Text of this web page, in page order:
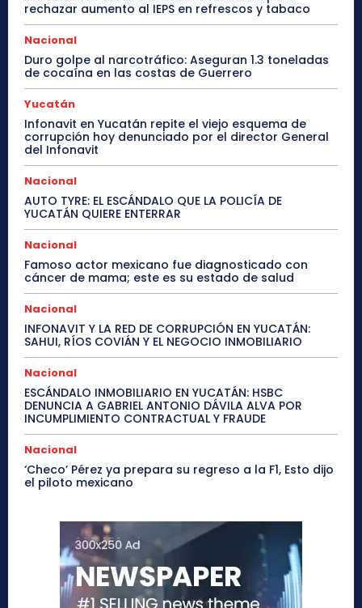
rechazar aumento al IEPS en refrescos y tabaco
Nacional
Duro golpe al narcotráfico: Aseguran 1.3 toneladas
de cocaína en las costas de Guerrero
Yucatán
Infonavit en Yucatán repite el viejo esquema de
corrupción hoy denunciado por el director General
del Infonavit
Nacional
AUTO TYRE: EL ESCÁNDALO QUE LA POLICÍA DE
YUCATÁN QUIERE ENTERRAR
Nacional
Famoso actor mexicano fue diagnosticado con
cáncer de mama; este es su estado de salud
Nacional
INFONAVIT Y LA RED DE CORRUPCIÓN EN YUCATÁN:
SAHUI, RÍOS COVIÁN Y EL NEGOCIO INMOBILIARIO
Nacional
ESCÁNDALO INMOBILIARIO EN YUCATÁN: HSBC
DENUNCIA A GABRIEL ANTONIO DÁVILA ALVA POR
INCUMPLIMIENTO CONTRACTUAL Y FRAUDE
Nacional
‘Checo’ Pérez ya prepara su regreso a la F1, Esto dijo
el piloto mexicano